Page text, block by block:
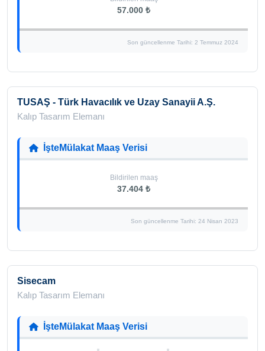
57.000 ₺
Son güncellenme Tarihi: 2 Temmuz 2024
TUSAŞ - Türk Havacılık ve Uzay Sanayii A.Ş.
Kalıp Tasarım Elemanı
İşteMülakat Maaş Verisi
Bildirilen maaş
37.404 ₺
Son güncellenme Tarihi: 24 Nisan 2023
Sisecam
Kalıp Tasarım Elemanı
İşteMülakat Maaş Verisi